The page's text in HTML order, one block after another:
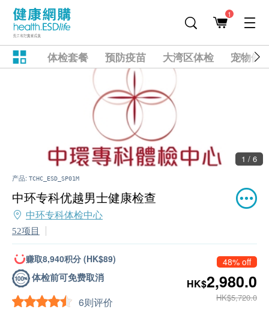
1
体检套餐 预防疫苗 大湾区体检 宠物健
1 / 6
产品: TCHC_ESD_SP01M
中环专科优越男士健康检查
中环专科体检中心
52项目
赚取8,940积分 (HK$89)
体检前可免费取消
6则评价
48% off
HK$2,980.0
HK$5,720.0